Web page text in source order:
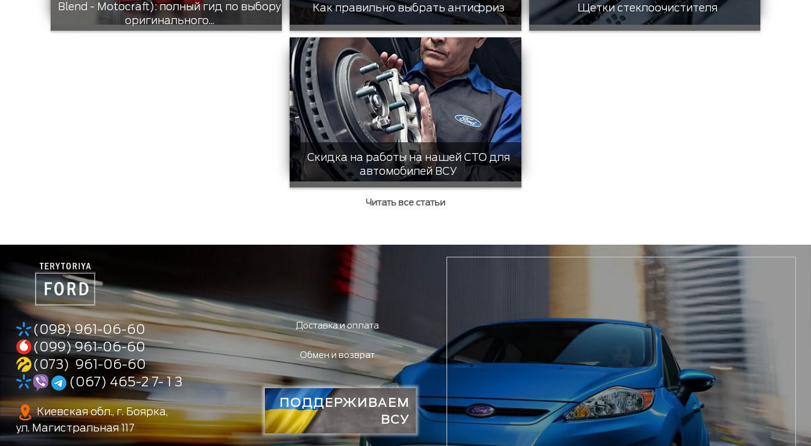
Blend - Motocraft): полный гид по выбору
оригинального...
Как правильно выбрать антифриз Щетки стеклоочистителя
Скидка на работы на нашей СТО для
автомобилей ВСУ
Читать все статьи
(098) 961-06-60
(099) 961-06-60
(073) 961-06-60
(067) 465-2 7- 1 3
Киевская обл., г. Боярка,
ул. Магистральная 117
Доставка и оплата
Обмен и возврат
ПОДДЕРЖИВАЕМ
ВСУ